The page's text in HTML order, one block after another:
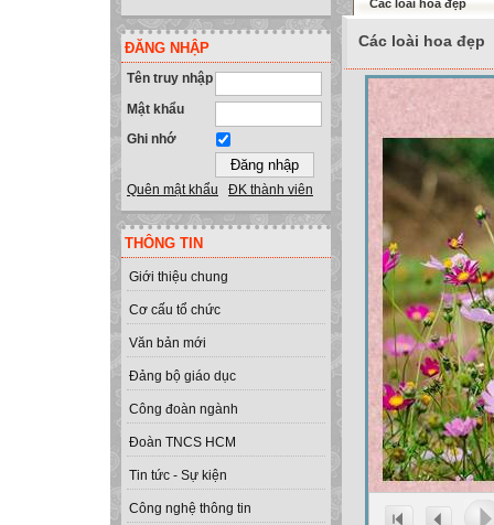
ĐĂNG NHẬP
Tên truy nhập
Mật khẩu
Ghi nhớ
Quên mật khẩu ĐK thành viên
THÔNG TIN
Giới thiệu chung
Cơ cấu tổ chức
Văn bản mới
Đảng bộ giáo dục
Công đoàn ngành
Đoàn TNCS HCM
Tin tức - Sự kiện
Công nghệ thông tin
Các loài hoa đẹp
Các loài hoa đẹp